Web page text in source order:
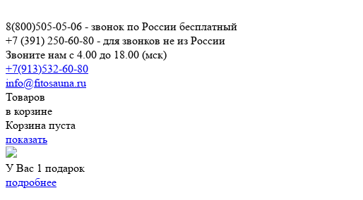
8(800)505-05-06 - звонок по России бесплатный
+7 (391) 250-60-80 - для звонков не из России
Звоните нам с 4.00 до 18.00 (мск)
+7(913)532-60-80
info@fitosauna.ru
Товаров
в корзине
Корзина пуста
показать
У Вас 1 подарок
подробнее